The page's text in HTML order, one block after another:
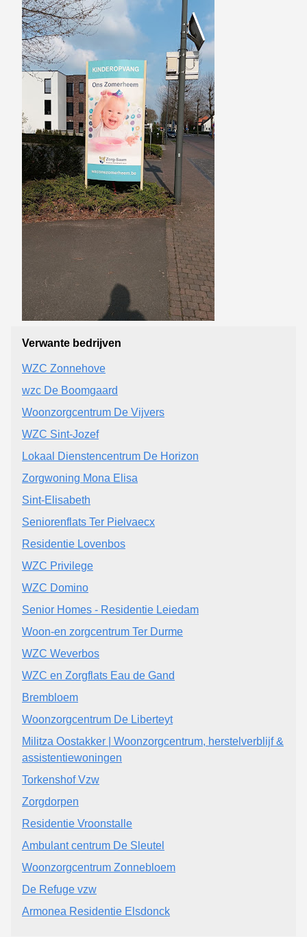
Verwante bedrijven
WZC Zonnehove
wzc De Boomgaard
Woonzorgcentrum De Vijvers
WZC Sint-Jozef
Lokaal Dienstencentrum De Horizon
Zorgwoning Mona Elisa
Sint-Elisabeth
Seniorenflats Ter Pielvaecx
Residentie Lovenbos
WZC Privilege
WZC Domino
Senior Homes - Residentie Leiedam
Woon-en zorgcentrum Ter Durme
WZC Weverbos
WZC en Zorgflats Eau de Gand
Brembloem
Woonzorgcentrum De Liberteyt
Militza Oostakker | Woonzorgcentrum, herstelverblijf &
assistentiewoningen
Torkenshof Vzw
Zorgdorpen
Residentie Vroonstalle
Ambulant centrum De Sleutel
Woonzorgcentrum Zonnebloem
De Refuge vzw
Armonea Residentie Elsdonck